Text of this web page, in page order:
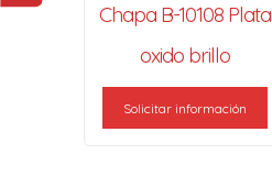
Chapa B-10108 Plata
oxido brillo
Solicitar información